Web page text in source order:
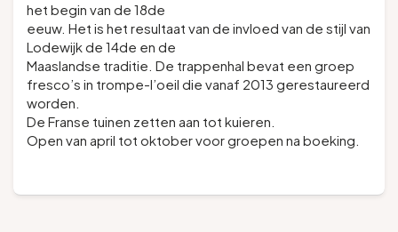
het begin van de 18de
eeuw. Het is het resultaat van de invloed van de stijl van
Lodewijk de 14de en de
Maaslandse traditie. De trappenhal bevat een groep
fresco’s in trompe-l’oeil die vanaf 2013 gerestaureerd
worden.
De Franse tuinen zetten aan tot kuieren.
Open van april tot oktober voor groepen na boeking.